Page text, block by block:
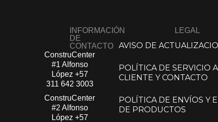
INFORMACIÓN
DE
CONTACTO
ConstruCenter
#1 Alfonso
López​ +57
311 642 3003
ConstruCenter
#2 Alfonso
López​ +57
LEGAL
AVISO DE
POLÍTICA DE SERVICIO
CLIENTE Y CONTACTO
POLÍTICA DE ENVÍOS Y
DE PRODUCTOS